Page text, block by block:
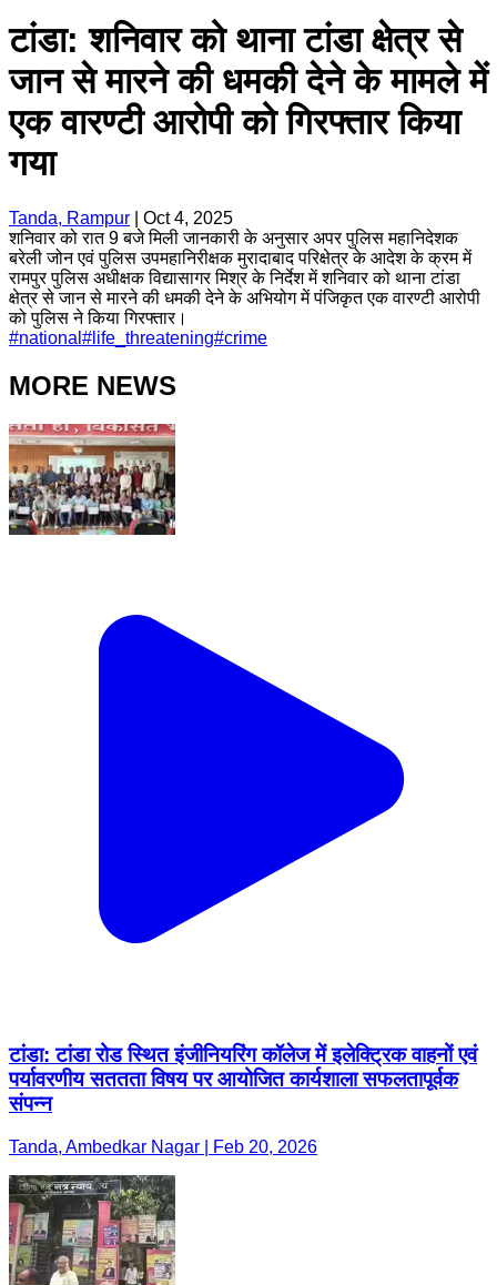
टांडा: शनिवार को थाना टांडा क्षेत्र से
जान से मारने की धमकी देने के मामले में
एक वारण्टी आरोपी को गिरफ्तार किया
गया
Tanda, Rampur
Oct 4, 2025
शनिवार को रात 9 बजे मिली जानकारी के अनुसार अपर पुलिस महानिदेशक
बरेली जोन एवं पुलिस उपमहानिरीक्षक मुरादाबाद परिक्षेत्र के आदेश के क्रम में
रामपुर पुलिस अधीक्षक विद्यासागर मिश्र के निर्देश में शनिवार को थाना टांडा
क्षेत्र से जान से मारने की धमकी देने के अभियोग में पंजिकृत एक वारण्टी आरोपी
को पुलिस ने किया गिरफ्तार।
#national # life_threatening#crime
MORE NEWS
टांडा: टांडा रोड स्थित इंजीनियरिंग कॉलेज में इलेक्ट्रिक वाहनों एवं
पर्यावरणीय सततता विषय पर आयोजित कार्यशाला सफलतापूर्वक
संपन्न
Tanda, Ambedkar Nagar | Feb 20, 2026